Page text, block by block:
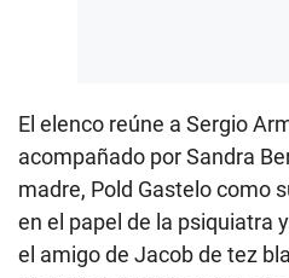
El elenco reúne a Sergio
acompañado por Sandra
madre, Pold Gastelo como
en el papel de la psiquiatra
el amigo de Jacob de tez